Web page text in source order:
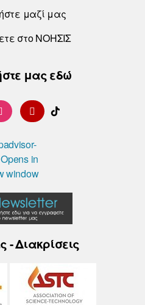
μαζί μας
στο ΝΟΗΣΙΣ
μας εδώ
- Διακρίσεις